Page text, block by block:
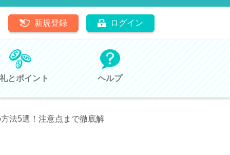
新規登録 ログイン
とポイント ヘルプ
法5選！注意点まで徹底解